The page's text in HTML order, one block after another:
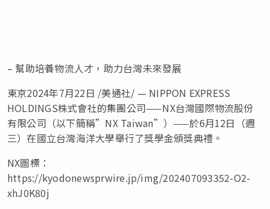
– 幫助培養物流人才，助力台灣未來發展
東京2024年7月22日 /美通社/ — NIPPON EXPRESS
HOLDINGS株式會社的集團公司——NX台灣國際物流股份
有限公司（以下簡稱”NX Taiwan”）——於6月12日（週
三）在國立台灣海洋大學舉行了獎學金頒獎典禮。
NX圖標：
https://kyodonewsprwire.jp/img/202407093352-O2-
xhJ0K80j